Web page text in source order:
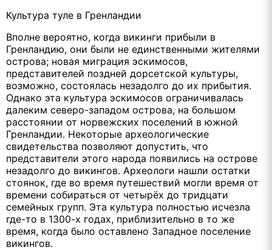
Культура туле в Гренландии
Вполне вероятно, когда викинги прибыли в
Гренландию, они были не единственными жителями
острова; новая миграция эскимосов,
представителей поздней дорсетской культуры,
возможно, состоялась незадолго до их прибытия.
Однако эта культура эскимосов ограничивалась
далеким северо-западом острова, на большом
расстоянии от норвежских поселений в южной
Гренландии. Некоторые археологические
свидетельства позволяют допустить, что
представители этого народа появились на острове
незадолго до викингов. Археологи нашли остатки
стоянок, где во время путешествий могли время от
времени собираться от четырёх до тридцати
семейных групп. Эта культура полностью исчезла
где-то в 1300-х годах, приблизительно в то же
время, когда было оставлено Западное поселение
викингов.